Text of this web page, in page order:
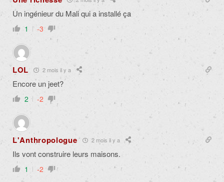
Un ingénieur du Mali qui a installé ça
1 -3
LOL 2 mois il y a
Encore un jeet?
2 -2
L'Anthropologue 2 mois il y a
Ils vont construire leurs maisons.
1 -2